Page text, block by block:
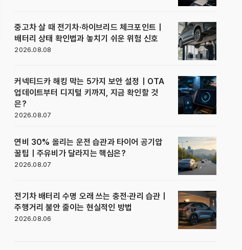
중고차 살 때 전기차·하이브리드 체크포인트｜
배터리 상태 확인법과 놓치기 쉬운 위험 신호
2026.08.08
커넥티드카 해킹 막는 5가지 보안 설정｜OTA
업데이트부터 디지털 키까지, 지금 확인할 것
은?
2026.08.07
연비 30% 올리는 운전 습관과 타이어 공기압
꿀팁｜주유비가 달라지는 핵심은?
2026.08.07
전기차 배터리 수명 오래 쓰는 충전·관리 습관｜
주행거리 불안 줄이는 현실적인 방법
2026.08.06